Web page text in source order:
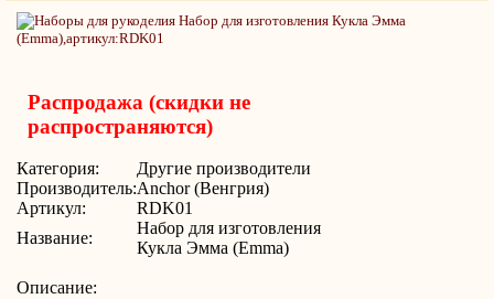
Распродажа (скидки не
распространяются)
Категория:
Другие производители
Производитель:Anchor (Венгрия)
Артикул:
RDK01
Название:
Набор для изготовления
Кукла Эмма (Emma)
Описание: